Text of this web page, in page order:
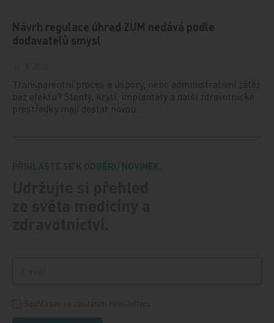
Návrh regulace úhrad ZUM nedává podle
dodavatelů smysl
Transparentní proces a úspory, nebo administrativní zátěž
bez efektu? Stenty, krytí, implantáty a další zdravotnické
prostředky mají dostat novou…
PŘIHLASTE SE K ODBĚRU NOVINEK.